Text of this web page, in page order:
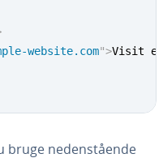
website.com">Visit
bruge ne­den­stå­en­de